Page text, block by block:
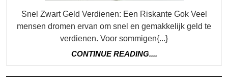
Snel Zwart Geld Verdienen: Een Riskante Gok Veel
mensen dromen ervan om snel en gemakkelijk geld te
verdienen. Voor sommigen{...}
CONTINUE READING....